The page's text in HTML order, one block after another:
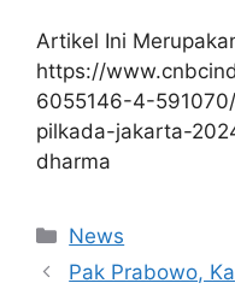
Artikel Ini
https://
6055146-4-
pilkada-jakarta-
dharma
Kategori
News
Pak Prabowo,